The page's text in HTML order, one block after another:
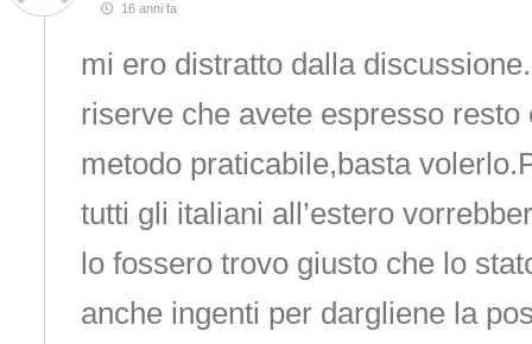
16 anni fa
mi ero distratto dalla
riserve che avete espresso
metodo praticabile,basta
tutti gli italiani all’estero
lo fossero trovo giusto che lo
anche ingenti per dargliene la